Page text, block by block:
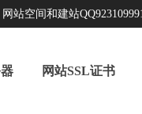
网站空间和建站
网站SSL证书